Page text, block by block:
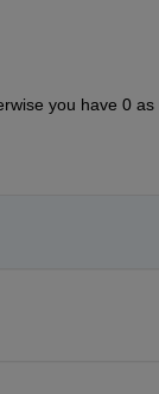
you have 0